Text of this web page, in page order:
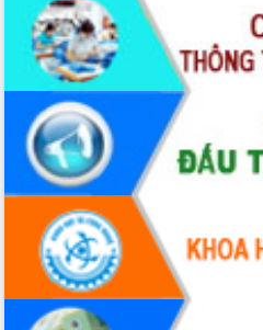
Hội nghị triển khai kết nối mạng
truyền số liệu chuyên dùng phục vụ cơ
quan Đảng, Nhà nước
Lễ phát động chuỗi hoạt động chung
tay làm sạch môi trường
Xã Ea Kar bước chuyển mình trong
công tác cải cách hành chính mô hình
mới
UBND tỉnh họp báo định kỳ tháng 4
năm 2026
Hội thảo khoa học “Giải pháp thúc đẩy
phát triển nền kinh tế xanh tại tỉnh
Đắk Lắk”